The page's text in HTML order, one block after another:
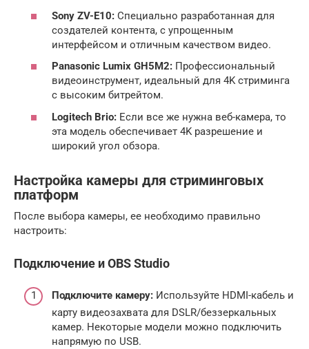
Sony ZV-E10: Специально разработанная для
создателей контента, с упрощенным
интерфейсом и отличным качеством видео.
Panasonic Lumix GH5M2: Профессиональный
видеоинструмент, идеальный для 4K стриминга
с высоким битрейтом.
Logitech Brio: Если все же нужна веб-камера, то
эта модель обеспечивает 4K разрешение и
широкий угол обзора.
Настройка камеры для стриминговых
платформ
После выбора камеры, ее необходимо правильно
настроить:
Подключение и OBS Studio
Подключите камеру: Используйте HDMI-кабель и
карту видеозахвата для DSLR/беззеркальных
камер. Некоторые модели можно подключить
напрямую по USB.